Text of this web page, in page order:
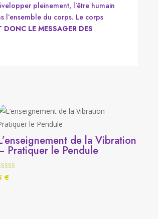
pleinement, l’être humain
l’ensemble du corps. Le corps
DONC LE MESSAGER DES
de la Vibration
Pratiquer le Pendule
€